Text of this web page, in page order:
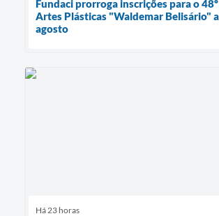
Fundaci prorroga inscrições para o
Artes Plásticas "Waldemar Belisário"
agosto
Há 23 horas